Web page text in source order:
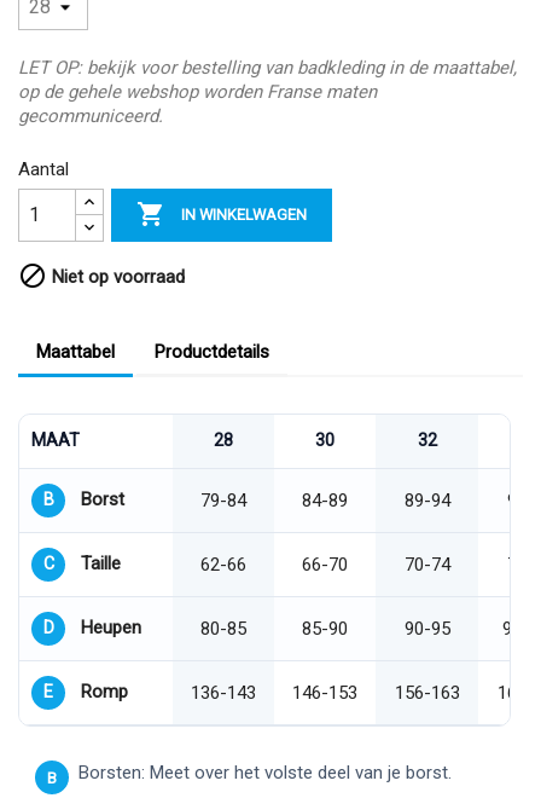
LET OP: bekijk voor bestelling van badkleding in de maattabel,
op de gehele webshop worden Franse maten
gecommuniceerd.
Aantal
 IN WINKELWAGEN
 Niet op voorraad
Maattabel Productdetails
MAAT 28 30 32
B Borst 79-84 84-89 89-94 94-
C Taille 62-66 66-70 70-74 74-
D Heupen 80-85 85-90 90-95 95-
E Romp 136-143 146-153 156-163 166-
B Borsten: Meet over het volste deel van je borst.